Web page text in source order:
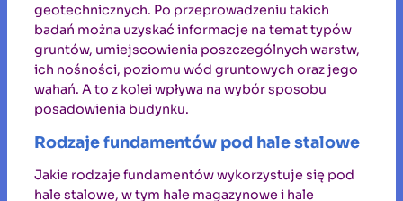
geotechnicznych. Po przeprowadzeniu takich
badań można uzyskać informacje na temat typów
gruntów, umiejscowienia poszczególnych warstw,
ich nośności, poziomu wód gruntowych oraz jego
wahań. A to z kolei wpływa na wybór sposobu
posadowienia budynku.
Rodzaje fundamentów pod hale stalowe
Jakie rodzaje fundamentów wykorzystuje się pod
hale stalowe, w tym hale magazynowe i hale